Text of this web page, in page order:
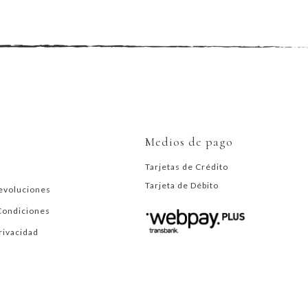
Medios de pago
Tarjetas de Crédito
Tarjeta de Débito